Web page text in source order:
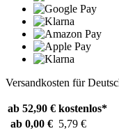
Versandkosten für
ab 52,90 € kostenlos*
ab 0,00 € 5,79 €